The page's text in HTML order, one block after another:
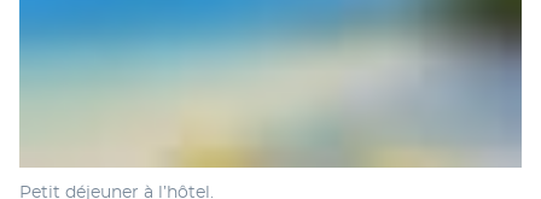
Petit déjeuner à l’hôtel.